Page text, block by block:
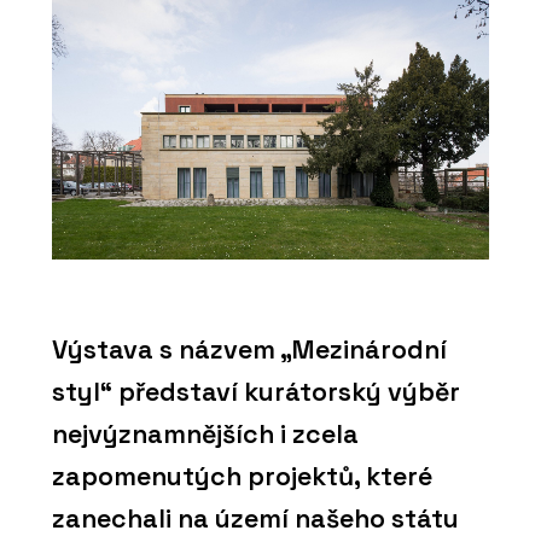
Výstava s názvem „Mezinárodní
styl“ představí kurátorský výběr
nejvýznamnějších i zcela
zapomenutých projektů, které
zanechali na území našeho státu